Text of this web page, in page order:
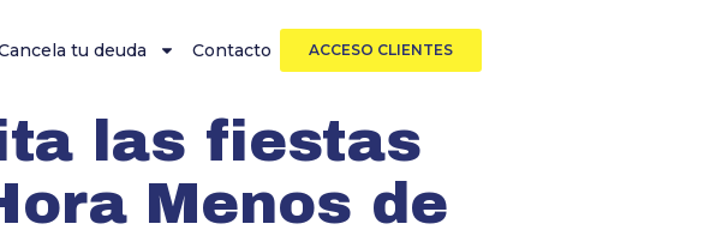
tu deuda Contacto ACCESO CLIENTES
las fiestas
Menos de